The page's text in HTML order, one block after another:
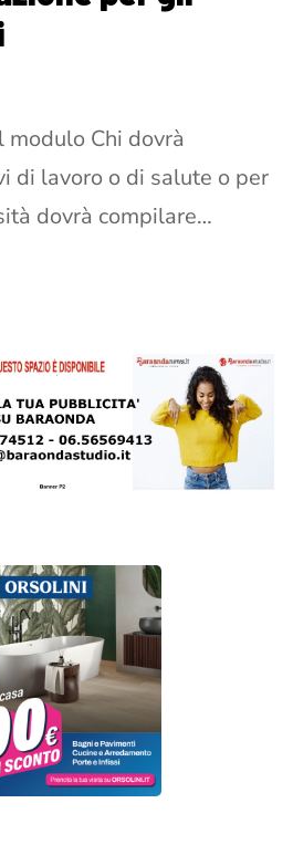
modulo Chi dovrà
di lavoro o di salute o per
dovrà compilare…